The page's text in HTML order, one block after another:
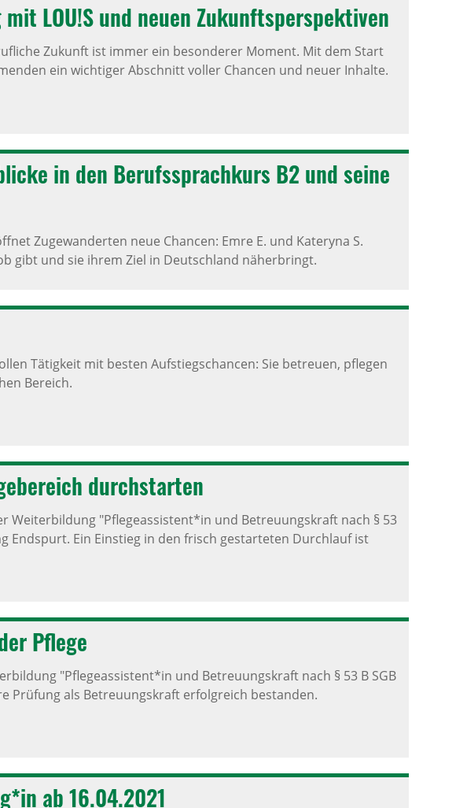
LOU!S und neuen Zukunfts­per­spek­tiven
Zukunft ist immer ein besonderer Moment. Mit dem Start
ein wichtiger Abschnitt voller Chancen und neuer Inhalte.
in den Berufs­sprach­kurs B2 und seine
Zugewanderten neue Chancen: Emre E. und Kateryna S.
gibt und sie ihrem Ziel in Deutschland näherbringt.
Tätigkeit mit besten Aufstiegschancen: Sie betreuen, pflegen
Bereich.
durch­starten
Weiterbildung "Pflegeassistent*in und Betreuungskraft nach § 53
Endspurt. Ein Einstieg in den frisch gestarteten Durchlauf ist
Pflege
"Pflegeassistent*in und Betreuungskraft nach § 53 B SGB
Prüfung als Betreuungskraft erfolgreich bestanden.
ab 16.04.2021